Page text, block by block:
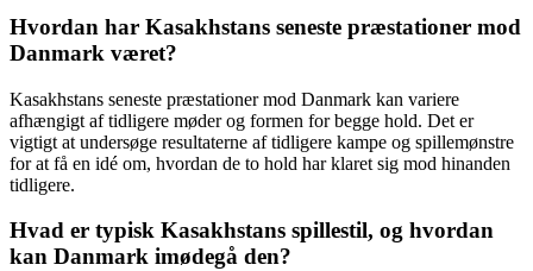
Hvordan har Kasakhstans seneste præstationer mod
Danmark været?
Kasakhstans seneste præstationer mod Danmark kan variere
afhængigt af tidligere møder og formen for begge hold. Det er
vigtigt at undersøge resultaterne af tidligere kampe og spillemønstre
for at få en idé om, hvordan de to hold har klaret sig mod hinanden
tidligere.
Hvad er typisk Kasakhstans spillestil, og hvordan
kan Danmark imødegå den?